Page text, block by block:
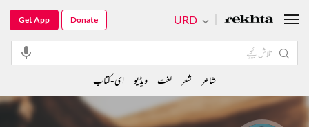
URD
Get App Donate
شاعر شعر لغت ویڈیو ای-کتاب